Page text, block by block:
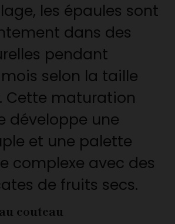
les épaules sont
dans des
pendant
selon la taille
Cette maturation
développe une
et une palette
complexe avec des
de fruits secs.
couteau